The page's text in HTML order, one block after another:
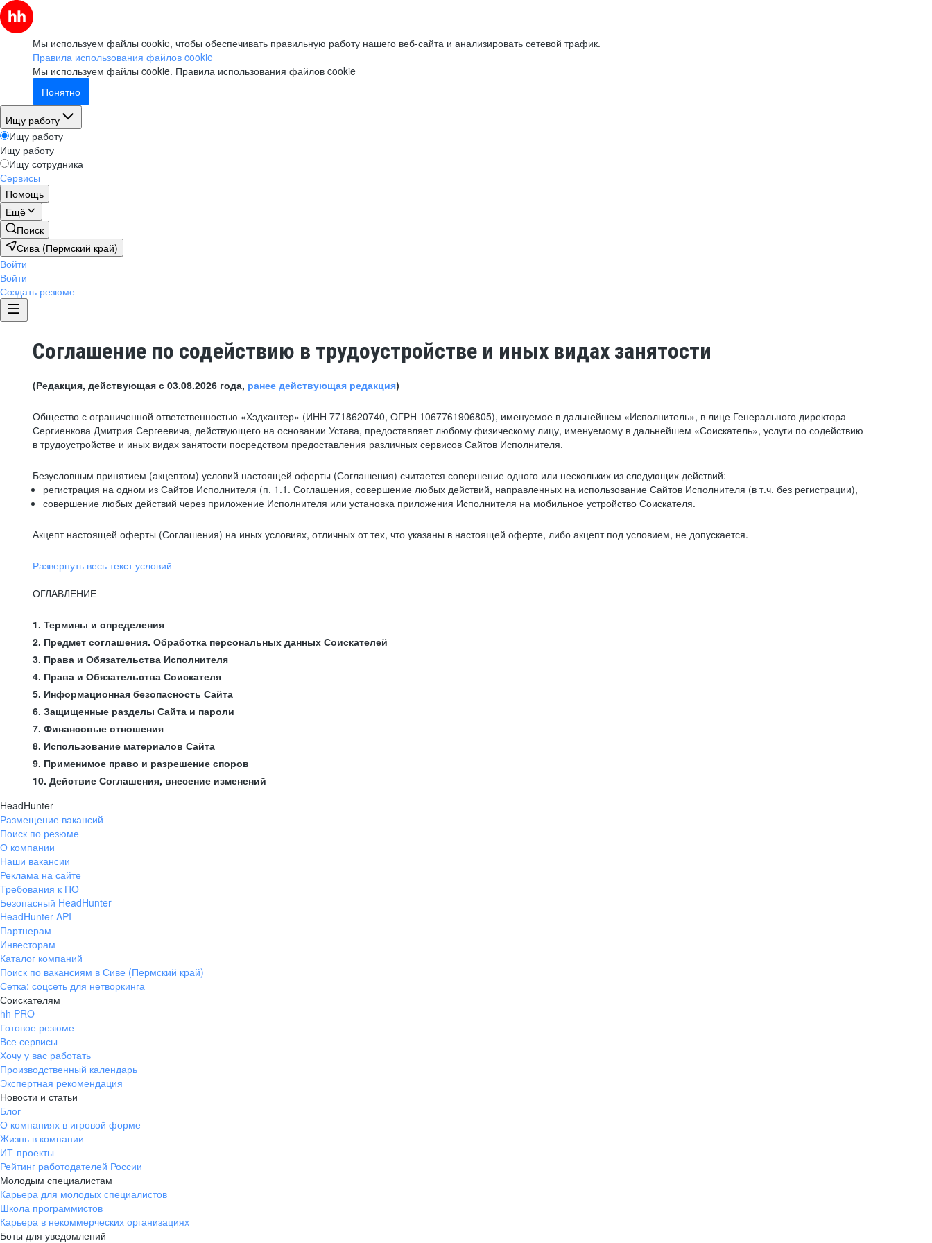
Мы используем файлы cookie, чтобы обеспечивать правильную работу нашего веб-сайта и анализировать сетевой трафик.
Правила использования файлов cookie
Мы используем файлы cookie. Правила использования файлов cookie
Понятно
Ищу работу
Ищу работу
Ищу работу
Ищу сотрудника
Сервисы
Помощь
Ещё
Поиск
Сива (Пермский край)
Войти
Войти
Создать резюме
Соглашение по содействию в трудоустройстве и иных видах занятости
(Редакция, действующая с 03.08.2026 года, ранее действующая редакция)
Общество с ограниченной ответственностью «Хэдхантер» (ИНН 7718620740, ОГРН 1067761906805), именуемое в дальнейшем «Исполнитель», в лице Генерального директора
Сергиенкова Дмитрия Сергеевича, действующего на основании Устава, предоставляет любому физическому лицу, именуемому в дальнейшем «Соискатель», услуги по содействию
в трудоустройстве и иных видах занятости посредством предоставления различных сервисов Сайтов Исполнителя.
Безусловным принятием (акцептом) условий настоящей оферты (Соглашения) считается совершение одного или нескольких из следующих действий:
регистрация на одном из Сайтов Исполнителя (п. 1.1. Соглашения, совершение любых действий, направленных на использование Сайтов Исполнителя (в т.ч. без регистрации),
совершение любых действий через приложение Исполнителя или установка приложения Исполнителя на мобильное устройство Соискателя.
Акцепт настоящей оферты (Соглашения) на иных условиях, отличных от тех, что указаны в настоящей оферте, либо акцепт под условием, не допускается.
Развернуть весь текст условий
ОГЛАВЛЕНИЕ
1. Термины и определения
2. Предмет соглашения. Обработка персональных данных Соискателей
3. Права и Обязательства Исполнителя
4. Права и Обязательства Соискателя
5. Информационная безопасность Сайта
6. Защищенные разделы Сайта и пароли
7. Финансовые отношения
8. Использование материалов Сайта
9. Применимое право и разрешение споров
10. Действие Соглашения, внесение изменений
HeadHunter
Размещение вакансий
Поиск по резюме
О компании
Наши вакансии
Реклама на сайте
Требования к ПО
Безопасный HeadHunter
HeadHunter API
Партнерам
Инвесторам
Каталог компаний
Поиск по вакансиям в Сиве (Пермский край)
Сетка: соцсеть для нетворкинга
Соискателям
hh PRO
Готовое резюме
Все сервисы
Хочу у вас работать
Производственный календарь
Экспертная рекомендация
Новости и статьи
Блог
О компаниях в игровой форме
Жизнь в компании
ИТ-проекты
Рейтинг работодателей России
Молодым специалистам
Карьера для молодых специалистов
Школа программистов
Карьера в некоммерческих организациях
Боты для уведомлений